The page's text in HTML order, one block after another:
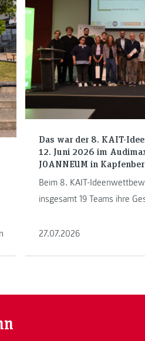
Das war der 8. KAIT-
12. Juni 2026 im
JOANNEUM in
Beim 8. KAIT-
insgesamt 19 Teams ihre
27.07.2026